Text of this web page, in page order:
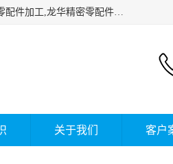
深圳市瑞通精密机械有限公司主要承接深圳精密零配件加工,非标零部配件加工,家具零配件加工,治具零配件加工,龙华精密零配件加工等各种各种精密机械加工，欢迎来来电咨询！
关于我们 客户